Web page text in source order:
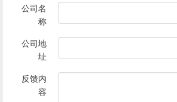
公司名
称
公司地
址
反馈内
容